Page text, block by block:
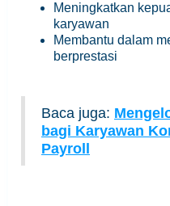
Meningkatkan
karyawan
Membantu dalam
berprestasi
Baca juga:
bagi Karyawan
Payroll